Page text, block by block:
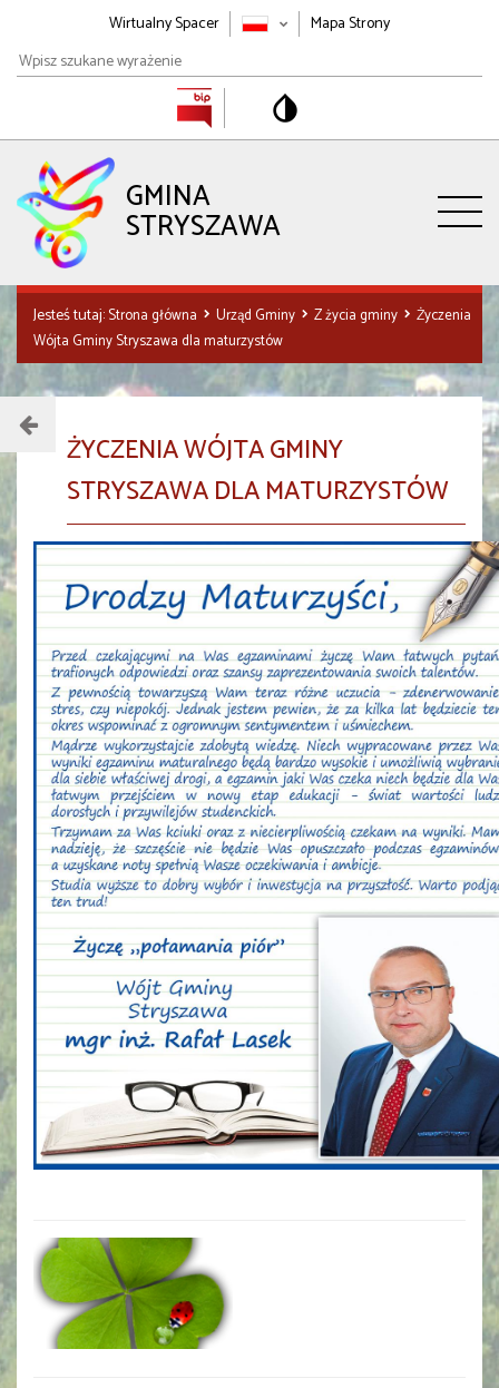
Wirtualny Spacer
Mapa Strony
Wpisz
szukane
GMINA
STRYSZAWA
Jesteś tutaj:Strona główna Urząd Gminy Z życia gminy
Życzenia
Wójta Gminy Stryszawa dla maturzystów
Menu
ŻYCZENIA WÓJTA GMINY
STRYSZAWA DLA MATURZYSTÓW